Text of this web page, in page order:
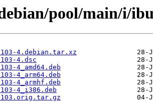
pool/main/i/
4.debian.tar.xz
4.dsc
4_amd64.deb
4_arm64.deb
4_armhf.deb
4_i386.deb